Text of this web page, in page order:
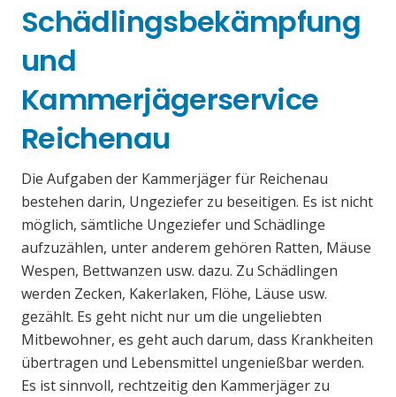
Schädlingsbekämpfung
und
Kammerjägerservice
Reichenau
Die Aufgaben der Kammerjäger für Reichenau
bestehen darin, Ungeziefer zu beseitigen. Es ist nicht
möglich, sämtliche Ungeziefer und Schädlinge
aufzuzählen, unter anderem gehören Ratten, Mäuse
Wespen, Bettwanzen usw. dazu. Zu Schädlingen
werden Zecken, Kakerlaken, Flöhe, Läuse usw.
gezählt. Es geht nicht nur um die ungeliebten
Mitbewohner, es geht auch darum, dass Krankheiten
übertragen und Lebensmittel ungenießbar werden.
Es ist sinnvoll, rechtzeitig den Kammerjäger zu